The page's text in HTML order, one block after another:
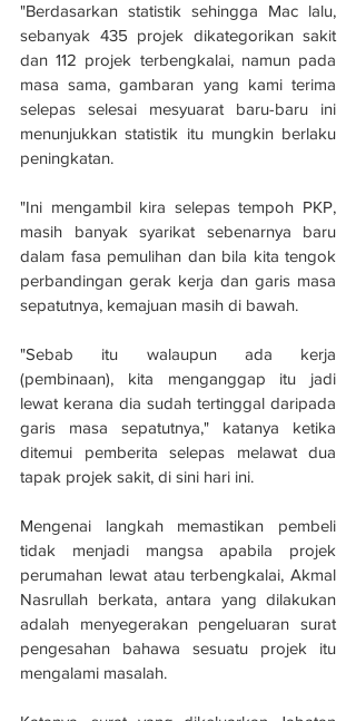
"Berdasarkan statistik sehingga Mac lalu,
sebanyak 435 projek dikategorikan sakit
dan 112 projek terbengkalai, namun pada
masa sama, gambaran yang kami terima
selepas selesai mesyuarat baru-baru ini
menunjukkan statistik itu mungkin berlaku
peningkatan.
"Ini mengambil kira selepas tempoh PKP,
masih banyak syarikat sebenarnya baru
dalam fasa pemulihan dan bila kita tengok
perbandingan gerak kerja dan garis masa
sepatutnya, kemajuan masih di bawah.
"Sebab itu walaupun ada kerja
(pembinaan), kita menganggap itu jadi
lewat kerana dia sudah tertinggal daripada
garis masa sepatutnya," katanya ketika
ditemui pemberita selepas melawat dua
tapak projek sakit, di sini hari ini.
Mengenai langkah memastikan pembeli
tidak menjadi mangsa apabila projek
perumahan lewat atau terbengkalai, Akmal
Nasrullah berkata, antara yang dilakukan
adalah menyegerakan pengeluaran surat
pengesahan bahawa sesuatu projek itu
mengalami masalah.